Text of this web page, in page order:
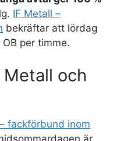
IF Metall –
bekräftar att lördag
per timme.
Metall och
fackförbund inom
är